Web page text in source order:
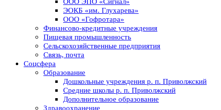
ООО ЭПО «Сигнал»
ЭОКБ «им. Глухарева»
ООО «Гофротара»
Финансово-кредитные учреждения
Пищевая промышленность
Сельскохозяйственные предприятия
Связь, почта
Соцсфера
Образование
Дошкольные учреждения р. п. Приволжский
Средние школы р. п. Приволжский
Дополнительное образование
Здравоохранение